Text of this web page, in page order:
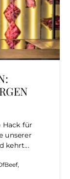
Hack für
unserer
kehrt...
,